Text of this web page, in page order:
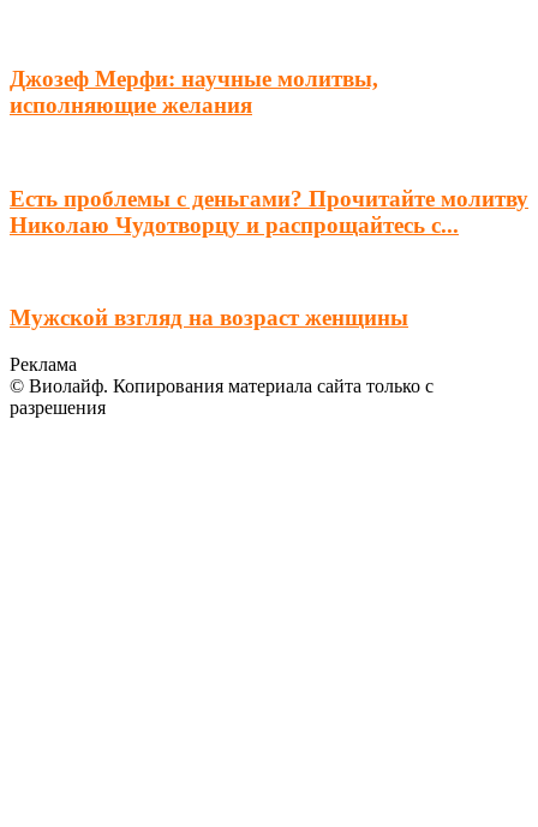
Джозеф Мерфи: научные молитвы,
исполняющие желания
Есть проблемы с деньгами? Прочитайте молитву
Николаю Чудотворцу и распрощайтесь с...
Мужской взгляд на возраст женщины
Реклама
© Виолайф. Копирования материала сайта только с
разрешения